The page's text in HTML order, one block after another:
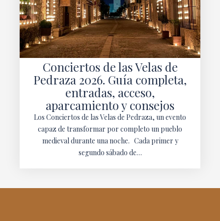
Conciertos de las Velas de
Pedraza 2026. Guía completa,
entradas, acceso,
aparcamiento y consejos
Los Conciertos de las Velas de Pedraza, un evento
capaz de transformar por completo un pueblo
medieval durante una noche. Cada primer y
segundo sábado de…